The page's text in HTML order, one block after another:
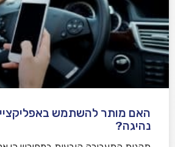
האם מותר להשתמש
נהיגה?